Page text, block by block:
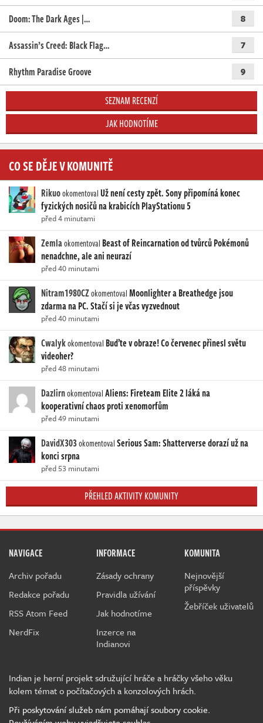
Doom: The Dark Ages |… 8
Assassin’s Creed: Black Flag… 7
Rhythm Paradise Groove 9
SEZNAM RECENZÍ
JAK HODNOTÍME
CO SE DĚJE V KOMUNITĚ
RikuookomentovalUž není cesty zpět. Sony připomíná konec
fyzických nosičů na krabicích PlayStationu 5
před 4 minutami
Zemlaokomentoval Beast of Reincarnation od tvůrců Pokémonů
nenadchne, ale ani neurazí
před 40 minutami
Nitram1980CZokomentovalMoonlighter a Breathedge jsou
zdarma na PC. Stačí si je včas vyzvednout
před 40 minutami
Cwalykokomentoval Buďte v obraze! Co červenec přinesl světu
videoher?
před 48 minutami
DazlirnokomentovalAliens: Fireteam Elite 2 láká na
kooperativní chaos proti xenomorfům
před 49 minutami
DavidX303okomentovalSerious Sam: Shatterverse dorazí už na
konci srpna
před 53 minutami
PŘEHLED AKTIVITY KOMUNITY
NAVIGACE
Archiv pořadu
Redakce pořadu
RSS Atom Feed
NerdFix
INFORMACE
Zásady ochrany
Pravidla užívání
Jak hodnotíme
Inzerce na
Indianovi
KOMUNITA
Nejnovější
příspěvky
Žebříček uživatelů
Indian je herní projekt sdružující hráče a hráčky všeho věku
kolem témat o počítačových a konzolových hrách.
Při poskytování služeb nám pomáhají soubory cookie.